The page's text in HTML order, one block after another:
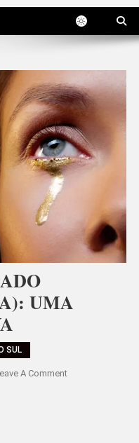
UMA
SUL
A CommentOn